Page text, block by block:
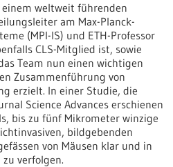
weltweit führenden
am Max-​​Planck-​
(MPI-IS) und ETH-Professor
CLS-Mitglied ist, sowie
Team nun einen wichtigen
Zusammenführung von
erzielt. In einer Studie, die
Science Advances erschienen
bis zu fünf Mikrometer winzige
bildgebenden
von Mäusen klar und in
verfolgen.